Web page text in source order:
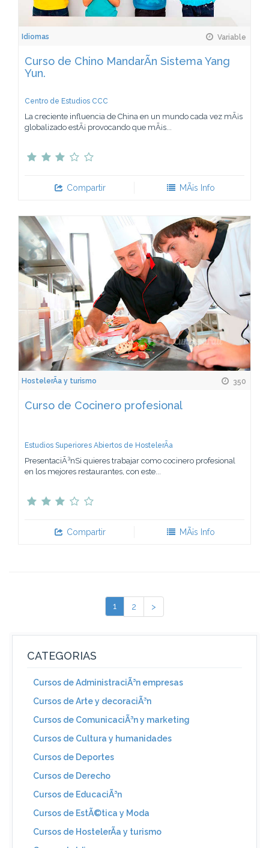
Idiomas Variable
Curso de Chino MandarÃ­n Sistema Yang
Yun.
Centro de Estudios CCC
La creciente influencia de China en un mundo cada vez mÃ¡s
globalizado estÃ¡ provocando que mÃ¡s...
Compartir MÃ¡s Info
HostelerÃ­a y turismo 350
Curso de Cocinero profesional
Estudios Superiores Abiertos de HostelerÃ­a
PresentaciÃ³nSi quieres trabajar como cocinero profesional
en los mejores restaurantes, con este...
Compartir MÃ¡s Info
1 2 >
CATEGORIAS
Cursos de AdministraciÃ³n empresas
Cursos de Arte y decoraciÃ³n
Cursos de ComunicaciÃ³n y marketing
Cursos de Cultura y humanidades
Cursos de Deportes
Cursos de Derecho
Cursos de EducaciÃ³n
Cursos de EstÃ©tica y Moda
Cursos de HostelerÃ­a y turismo